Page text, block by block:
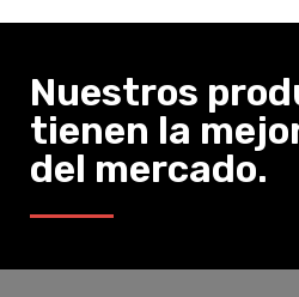
Nuestros
tienen la
del mercado.